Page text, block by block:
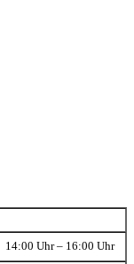
14:00 Uhr – 16:00 Uhr